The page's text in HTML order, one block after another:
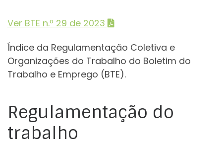
Ver BTE n.º 29 de 2023
Índice da Regulamentação Coletiva e
Organizações do Trabalho do Boletim do
Trabalho e Emprego (BTE).
Regulamentação do
trabalho